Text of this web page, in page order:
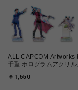
ALL CAPCOM Artworks
千聖 ホログラムアクリル
￥1,650